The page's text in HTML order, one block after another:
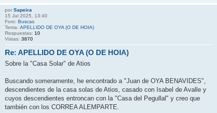
por Sapeira
15 Jul 2025, 13:40
Foro: Buscas
Tema: APELLIDO DE OYA (O DE HOIA)
Respuestas: 10
Vistas: 3870
Re: APELLIDO DE OYA (O DE HOIA)
Sobre la "Casa Solar" de Atios
Buscando someramente, he encontrado a "Juan de OYA BENAVIDES",
descendientes de la casa solas de Atios, casado con Isabel de Avalle y
cuyos descendientes entroncan con la "Casa del Pegullal" y creo que
también con los CORREA ALEMPARTE.